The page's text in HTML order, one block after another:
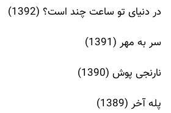
در دنیای تو ساعت چند است؟ (1392)
سر به مهر (1391)
نارنجی پوش (1390)
پله آخر (1389)